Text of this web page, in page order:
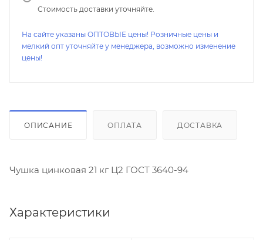
Стоимость доставки уточняйте.
На сайте указаны ОПТОВЫЕ цены! Розничные цены и
мелкий опт уточняйте у менеджера, возможно изменение
цены!
ОПИСАНИЕ ОПЛАТА ДОСТАВКА
Чушка цинковая 21 кг Ц2 ГОСТ 3640-94
Характеристики